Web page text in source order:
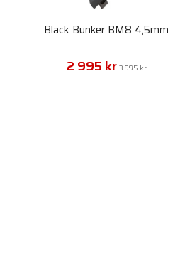
Black Bunker BM8 4,5mm
2 995 kr 3 995 kr